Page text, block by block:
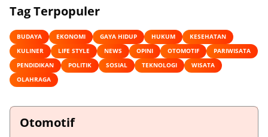
Tag Terpopuler
BUDAYA EKONOMI GAYA HIDUP HUKUM
KESEHATAN
KULINER
LIFE STYLE NEWS OPINI OTOMOTIF
PARIWISATA
PENDIDIKAN
POLITIK SOSIAL TEKNOLOGI
WISATA
OLAHRAGA
Otomotif